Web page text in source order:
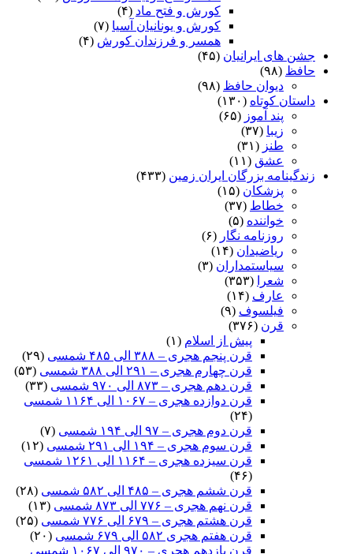
کورش و فتح ماد (۴)
کورش و یونانیان آسیا (۷)
همسر و فرزندان کورش (۴)
جشن های ایرانیان (۴۵)
حافظ (۹۸)
دیوان حافظ (۹۸)
داستان کوتاه (۱۳۰)
پند آموز (۶۵)
زیبا (۳۷)
طنز (۳۱)
عشق (۱۱)
زندگینامه بزرگان ایران زمین (۴۳۳)
پزشکان (۱۵)
خطاط (۳۷)
خواننده (۵)
روزنامه نگار (۶)
ریاضیدان (۱۴)
سیاستمداران (۳)
شعرا
(۳۵۳)
عارف (۱۴)
فیلسوف (۹)
قرن (۳۷۶)
پیش از اسلام (۱)
قرن پنجم هجری – ۳۸۸ الی ۴۸۵ شمسی
(۲۹)
قرن چهارم هجری – ۲۹۱ الی ۳۸۸ شمسی
(۵۳)
قرن دهم هجری – ۸۷۳ الی ۹۷۰ شمسی
(۳۳)
قرن دوازده هجری – ۱۰۶۷ الی ۱۱۶۴ شمسی
(۲۴)
قرن دوم هجری – ۹۷ الی ۱۹۴ شمسی
(۷)
قرن سوم هجری – ۱۹۴ الی ۲۹۱ شمسی
(۱۲)
قرن سیزده هجری – ۱۱۶۴ الی ۱۲۶۱ شمسی
(۴۶)
قرن ششم هجری – ۴۸۵ الی ۵۸۲ شمسی
(۲۸)
قرن نهم هجری – ۷۷۶ الی ۸۷۳ شمسی
(۱۳)
قرن هشتم هجری – ۶۷۹ الی ۷۷۶ شمسی
(۲۵)
قرن هفتم هجری ۵۸۲ الی ۶۷۹ شمسی
(۲۰)
قرن یازدهم هجری – ۹۷۰ الی ۱۰۶۷ شمسی